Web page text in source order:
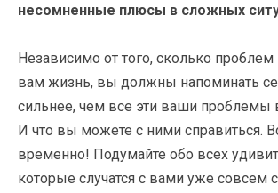
несомненные плюсы в сложных
Независимо от того, сколько
вам жизнь, вы должны напоминать
сильнее, чем все эти ваши проблемы
И что вы можете с ними справиться.
временно! Подумайте обо всех
которые случатся с вами уже совсем